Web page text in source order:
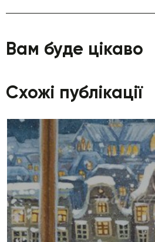
Вам буде цікаво
Схожі публікації